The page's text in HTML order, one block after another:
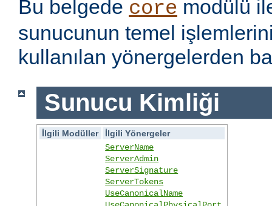
Bu belgede core modülü
sunucunun temel
kullanılan yönergelerden
Sunucu Kimliği
İlgili Modüller
İlgili Yönergeler
ServerName
ServerAdmin
ServerSignature
ServerTokens
UseCanonicalName